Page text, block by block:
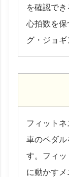
を確認で
心拍数を
グ・ジョギ
フィット
車のペダ
す。フィ
に動かす